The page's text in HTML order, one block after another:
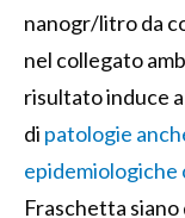
nanogr/litro da
nel collegato
risultato induce
di patologie
epidemiologiche
Fraschetta